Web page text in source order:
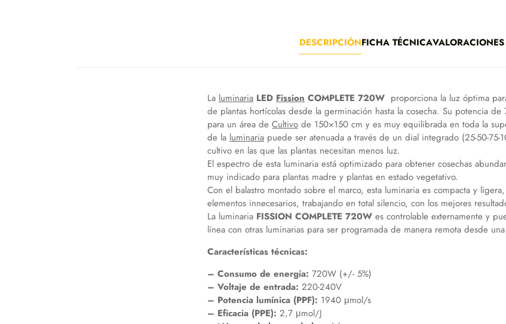
DESCRIPCIÓNFICHA TÉCNICAVALORACIONES
La luminaria LED Fission COMPLETE 720W proporciona la luz óptima
de plantas hortícolas desde la germinación hasta la cosecha. Su potencia
para un área de Cultivo de 150×150 cm y es muy equilibrada en toda la
de la luminaria puede ser atenuada a través de un dial integrado (25-50-75-
cultivo en las que las plantas necesitan menos luz.
El espectro de esta luminaria está optimizado para obtener cosechas
muy indicado para plantas madre y plantas en estado vegetativo.
Con el balastro montado sobre el marco, esta luminaria es compacta y
elementos innecesarios, trabajando en total silencio, con los mejores
La luminaria FISSION COMPLETE 720W es controlable externamente y
línea con otras luminarias para ser programada de manera remota desde
Características técnicas:
– Consumo de energía: 720W (+/- 5%)
– Voltaje de entrada: 220-240V
– Potencia lumínica (PPF): 1940 μmol/s
– Eficacia (PPE): 2,7 μmol/J